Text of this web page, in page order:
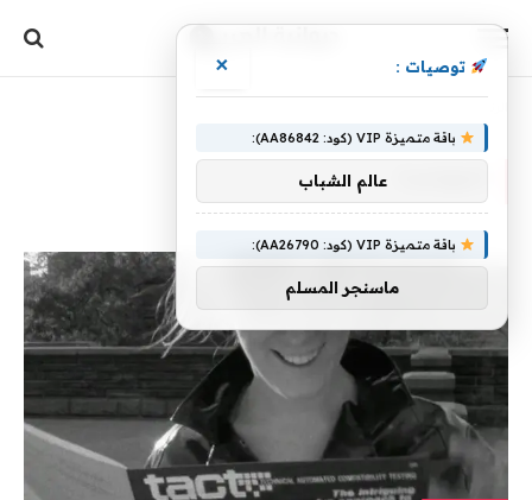
توصيات : ×
باقة متميزة VIP (كود: AA86842):
عالم الشباب
باقة متميزة VIP (كود: AA26790):
ماسنجر المسلم